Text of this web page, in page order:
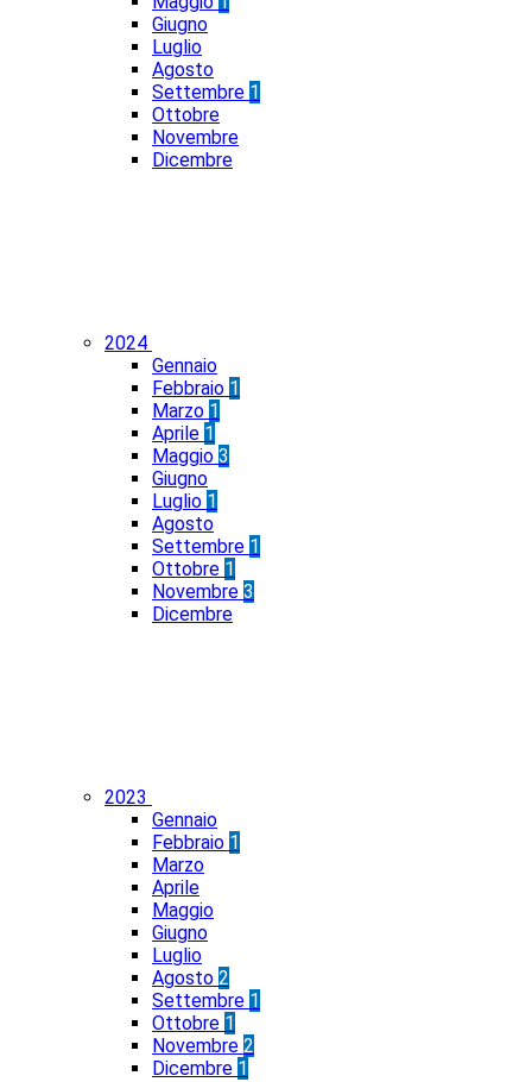
Giugno
Luglio
Agosto
Settembre 1
Ottobre
Novembre
Dicembre
2024
Gennaio
Febbraio 1
Marzo 1
Aprile 1
Maggio 3
Giugno
Luglio 1
Agosto
Settembre 1
Ottobre 1
Novembre 3
Dicembre
2023
Gennaio
Febbraio 1
Marzo
Aprile
Maggio
Giugno
Luglio
Agosto 2
Settembre 1
Ottobre 1
Novembre 2
Dicembre 1